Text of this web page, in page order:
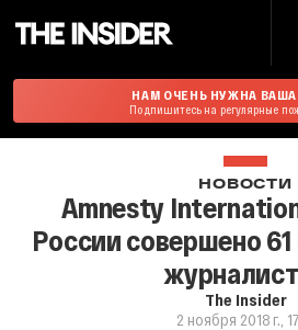
НАМ ОЧЕНЬ НУЖНА
Подпишитесь на регулярные
НОВОСТИ
Amnesty
России совершено
The Insider
2 ноября 2018 г.,